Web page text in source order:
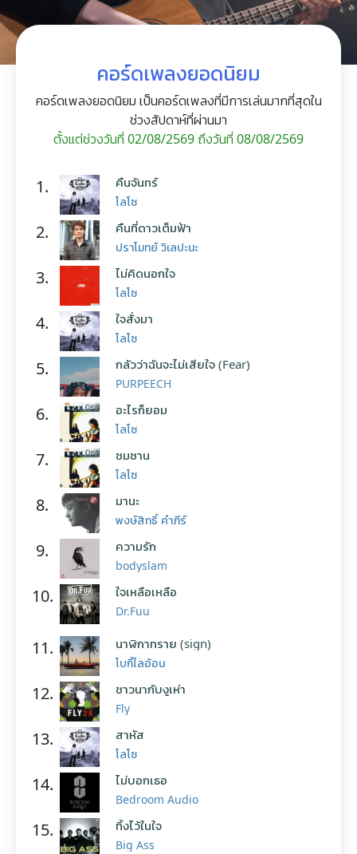
คอร์ดเพลงยอดนิยม
คอร์ดเพลงยอดนิยม เป็นคอร์ดเพลงที่มีการเล่นมากที่สุดใน
ช่วงสัปดาห์ที่ผ่านมา
ตั้งแต่ช่วงวันที่ 02/08/2569 ถึงวันที่ 08/08/2569
1. คืนจันทร์
โลโซ
2. คืนที่ดาวเต็มฟ้า
ปราโมทย์ วิเลปะนะ
3. ไม่คิดนอกใจ
โลโซ
4. ใจสั่งมา
โลโซ
5. กลัวว่าฉันจะไม่เสียใจ (Fear)
PURPEECH
6. อะไรก็ยอม
โลโซ
7. ซมซาน
โลโซ
8. มานะ
พงษ์สิทธิ์ คำภีร์
9. ความรัก
bodyslam
10. ใจเหลือเหลือ
Dr.Fuu
11. นาฬิกาทราย (sign)
โบกี้ไลอ้อน
12. ชาวนากับงูเห่า
Fly
13. สาหัส
โลโซ
14. ไม่บอกเธอ
Bedroom Audio
15. ทิ้งไว้ในใจ
Big Ass